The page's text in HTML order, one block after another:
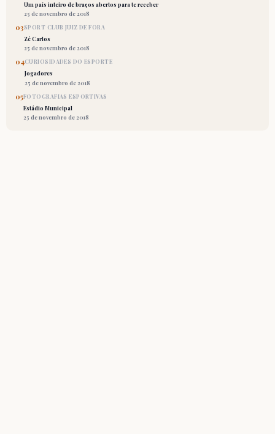
Um país inteiro de braços abertos para te receber
25 de novembro de 2018
03SPORT CLUB JUIZ DE FORA
Zé Carlos
25 de novembro de 2018
04CURIOSIDADES DO ESPORTE
Jogadores
25 de novembro de 2018
05FOTOGRAFIAS ESPORTIVAS
Estádio Municipal
25 de novembro de 2018